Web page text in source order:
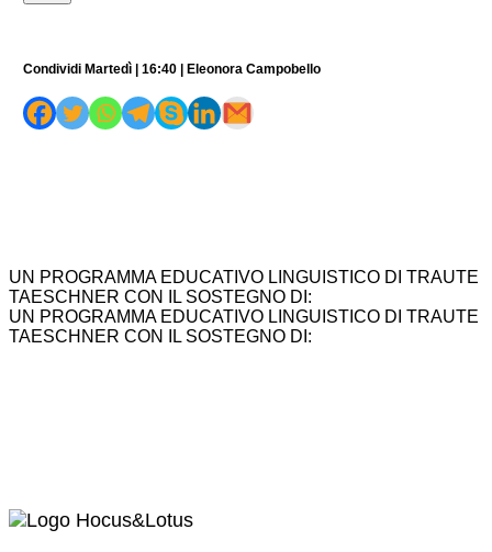
Condividi Martedì | 16:40 | Eleonora Campobello
UN PROGRAMMA EDUCATIVO LINGUISTICO DI TRAUTE
TAESCHNER CON IL SOSTEGNO DI:
UN PROGRAMMA EDUCATIVO LINGUISTICO DI TRAUTE
TAESCHNER CON IL SOSTEGNO DI: